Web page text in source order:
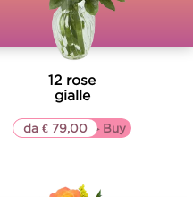
12 rose
gialle
▷▷ Buy
da € 79,00